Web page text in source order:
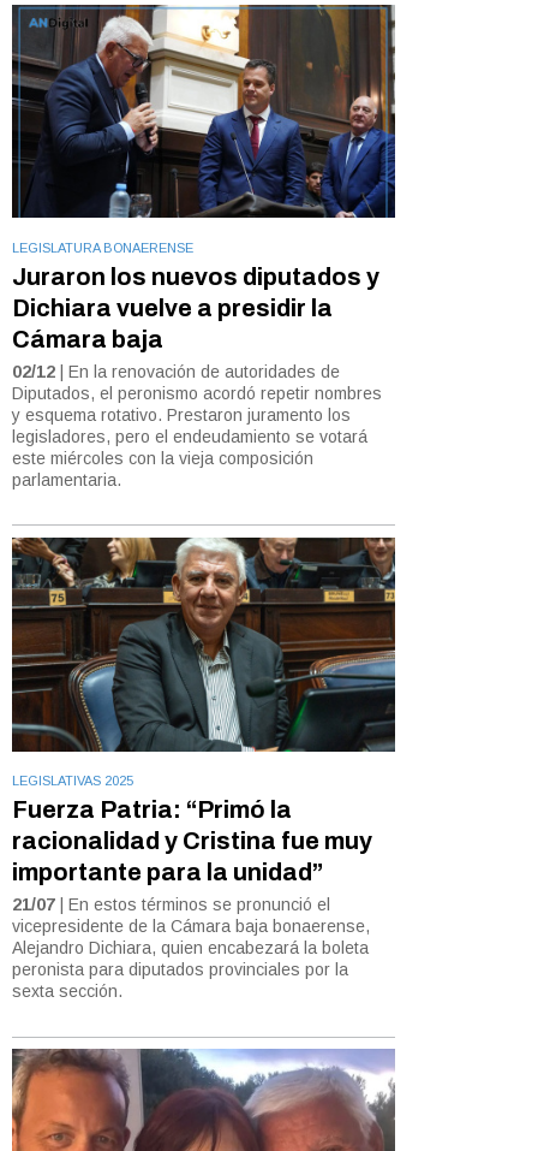
LEGISLATURA BONAERENSE
Juraron los nuevos diputados y
Dichiara vuelve a presidir la
Cámara baja
02/12 | En la renovación de autoridades de
Diputados, el peronismo acordó repetir nombres
y esquema rotativo. Prestaron juramento los
legisladores, pero el endeudamiento se votará
este miércoles con la vieja composición
parlamentaria.
LEGISLATIVAS 2025
Fuerza Patria: “Primó la
racionalidad y Cristina fue muy
importante para la unidad”
21/07 | En estos términos se pronunció el
vicepresidente de la Cámara baja bonaerense,
Alejandro Dichiara, quien encabezará la boleta
peronista para diputados provinciales por la
sexta sección.